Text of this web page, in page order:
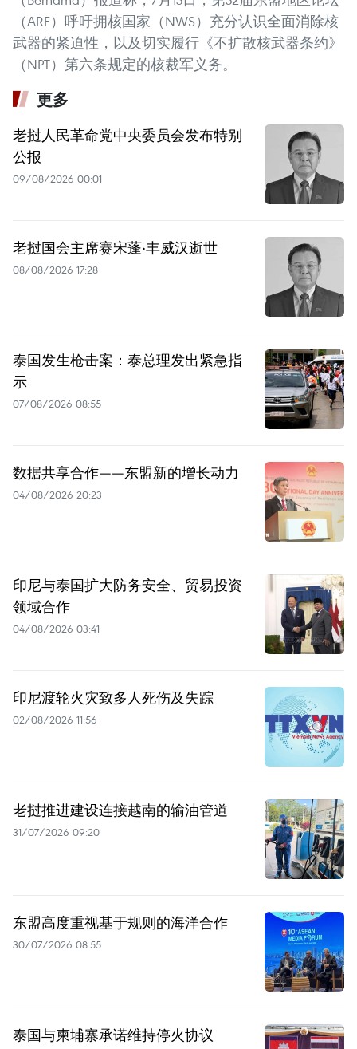
（ARF）呼吁拥核国家（NWS）充分认识全面消除核
武器的紧迫性，以及切实履行《不扩散核武器条约》
（NPT）第六条规定的核裁军义务。
更多
老挝人民革命党中央委员会发布特别
公报
09/08/2026 00:01
老挝国会主席赛宋蓬·丰威汉逝世
08/08/2026 17:28
泰国发生枪击案：泰总理发出紧急指
示
07/08/2026 08:55
数据共享合作——东盟新的增长动力
04/08/2026 20:23
印尼与泰国扩大防务安全、贸易投资
领域合作
04/08/2026 03:41
印尼渡轮火灾致多人死伤及失踪
02/08/2026 11:56
老挝推进建设连接越南的输油管道
31/07/2026 09:20
东盟高度重视基于规则的海洋合作
30/07/2026 08:55
泰国与柬埔寨承诺维持停火协议